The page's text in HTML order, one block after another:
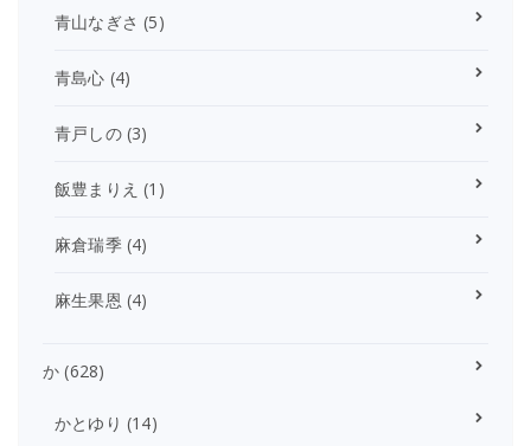
青山なぎさ (5)
青島心 (4)
青戸しの(3)
飯豊まりえ (1)
麻倉瑞季(4)
麻生果恩 (4)
か (628)
かとゆり (14)